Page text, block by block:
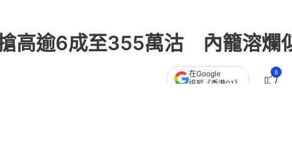
高逾6成至355萬沽 內籠溶爛
在Google
追蹤《香港01》
8